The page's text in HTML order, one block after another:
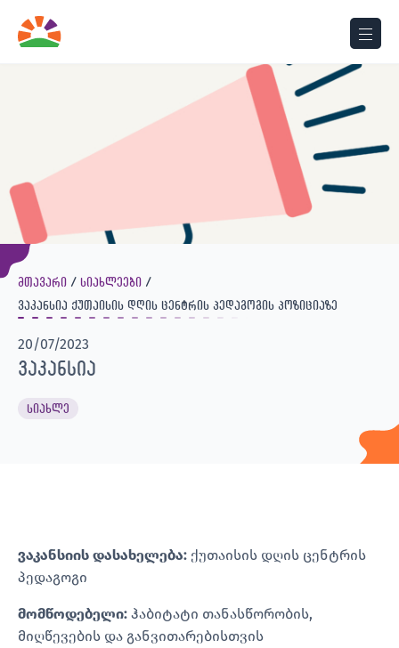
მთავარი
სიახლეები
ვაკანსია ქუთაისის დღის ცენტრის პედაგოგის პოზიციაზე
20/07/2023
ვაკანსია
სიახლე
ვაკანსიის დასახელება: ქუთაისის დღის ცენტრის
პედაგოგი
მომწოდებელი: ჰაბიტატი თანასწორობის,
მიღწევების და განვითარებისთვის